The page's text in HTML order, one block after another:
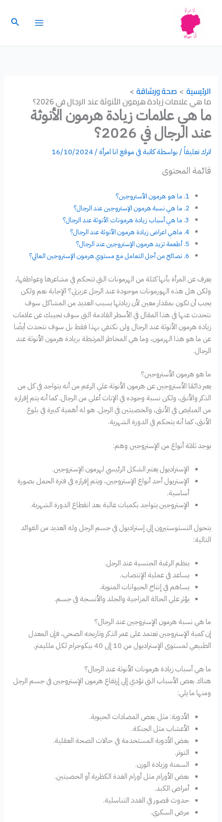
الرئيسية صحة ورشاقة
ما هي علامات زيادة هرمون الأنوثة عند الرجال في 2026؟
ما هي علامات زيادة هرمون الأنوثة
عند الرجال في 2026؟
اترك تعليقاً/ بواسطة كاتبة في موقع انا امرأة /
16/10/2024
قائمة المحتوى
ما هو هرمون الأستروجين؟
ما هي نسبة هرمون الإستروجين عند الرجال؟
ما هي أسباب زيادة هرمونات الأنوثة عند الرجال؟
ماهي اعراض زيادة هرمون الأنوثة عند الرجال؟
أطعمة تزيد هرمون الإستروجين عند الرجال؟
نصائح من أجل التعامل مع مستوي هرمون الإستروجين العالي؟
يعرف عن المرأة بأنها كتلة من الهرمونات التي تتحكم في مشاعرها وعواطفها،
ولكن هل هذه الهورمونات موجودة عند الرجل عزيزتي؟ الإجابة نعم ولكن
يجب أن تكون بمقدار معين لأن زيادتها يسبب العديد من المشاكل سوف
نتحدث عنها في هذا المقال في الأسطر القادمة التي سوف تجيبك عن علامات
زيادة هرمون الأنوثة عند الرجال ولن نكتفي بهذا فقط بل سوف نتحدث أيضًا
عن ما هو هذا الهرمون، وما هي المخاطر المرتبطة بزيادة هرمون الأنوثة عند
الرجال.
ما هو هرمون الأستروجين؟
يعبر دائمًا الأستروجين عن هرمون الأنوثة علي الرغم من أنه يتواجد في كل من
الذكر والأنثى، ولكن نسبة وجوده في الإناث أعلي من الرجال. كما أنه يتم إفرازه
من المبايض في الأنثى، والخصيتين في الرجل. هو له أهمية كبيرة في بلوغ
الأنثى، كما أنه يتحكم في الدورة الشهرية.
يوجد ثلاثة أنواع من الإستروجين وهم:
الإستراديول يعتبر الشكل الرئيسي لهرمون الإستروجين.
الإستريول أحد أنواع الإستروجين، ويتم إفرازه في فترة الحمل بصورة
أساسية.
الإستروجين يتواجد بكميات عالية بعد انقطاع الدورة الشهرية.
يتحول التستوستيرون إلي إستراديول في جسم الرجل وله العديد من الفوائد
التالية:
ينظم الرغبة الجنسية عند الرجل.
يساعد في عملية الإنتصاب.
يساهم في إنتاج الحيوانات المنوية.
يؤثر علي الحالة المزاجية والجلد والأنسجة في جسم.
ما هي نسبة هرمون الإستروجين عند الرجال؟
إن كمية الإستروجين تعتمد على عمر الذكر وتاريخه الصحي، فإن المعدل
الطبيعي لمستوى الإستراديول من 10 إلى 40 بيكوجرام لكل ملليمتر.
ما هي أسباب زيادة هرمونات الأنوثة عند الرجال؟
هناك بعض الأسباب التي تؤدي إلي إرتفاع هرمون الإستروجين في جسم الرجل
ومنها ما يلي:
الأدوية: مثل بعض المضادات الحيوية.
الأعشاب مثل الجنكة.
بعض الأدوية المستخدمة في حالات الصحة العقلية.
التوتر.
السمنة وزيادة الوزن.
بعض الأورام مثل أورام الغدة الكظرية أو الخصيتين.
أمراض الكبد.
حدوث قصور في الغدد التناسلية.
مرض السكري.